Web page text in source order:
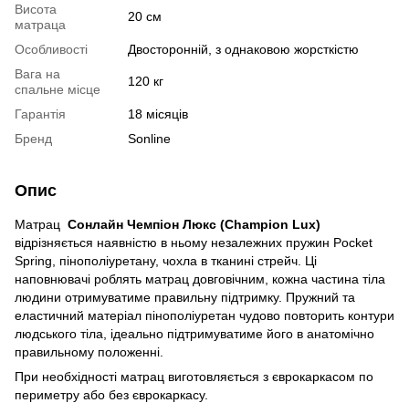
Висота
матраца
20 см
Особливості
Двосторонній, з однаковою жорсткістю
Вага на
спальне місце
120 кг
Гарантія
18 місяців
Бренд
Sonline
Опис
Матрац Сонлайн Чемпіон Люкс (Champion Lux)
відрізняється наявністю в ньому незалежних пружин Pocket
Spring, пінополіуретану, чохла в тканині стрейч. Ці
наповнювачі роблять матрац довговічним, кожна частина тіла
людини отримуватиме правильну підтримку. Пружний та
еластичний матеріал пінополіуретан чудово повторить контури
людського тіла, ідеально підтримуватиме його в анатомічно
правильному положенні.
При необхідності матрац виготовляється з єврокаркасом по
периметру або без єврокаркасу.